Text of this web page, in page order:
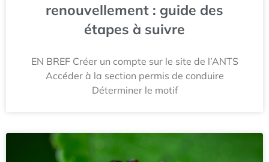
renouvellement : guide des
étapes à suivre
EN BREF Créer un compte sur le site de l’ANTS
Accéder à la section permis de conduire
Déterminer le motif